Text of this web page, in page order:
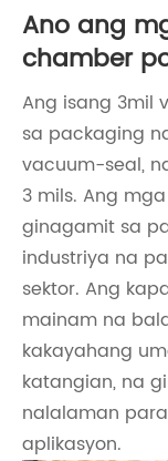
Ano ang
chamber
Ang isang 3mil
sa packaging
vacuum-seal,
3 mils. Ang
ginagamit sa
industriya na
sektor. Ang
mainam na
kakayahang
katangian, na
nalalaman
aplikasyon.